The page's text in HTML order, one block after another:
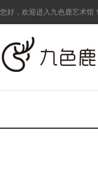
您好，欢迎进入九色鹿艺术馆！